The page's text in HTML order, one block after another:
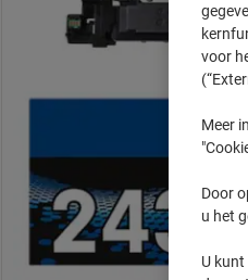
voor
Meer
Door
u het
U